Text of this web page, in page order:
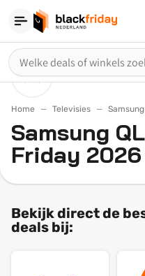
Home Televisies Samsung
Samsung
Friday 2026
Bekijk direct de
deals bij: